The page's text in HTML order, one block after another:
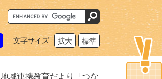
G
o
o
カ
文字サイズ 拡大 標準
地域連携教育だより「つな